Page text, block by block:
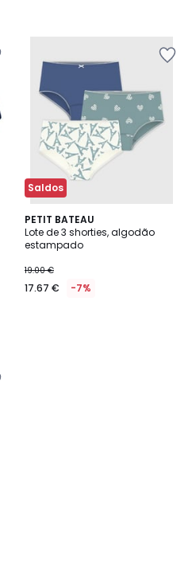
Saldos
PETIT BATEAU
Lote de 3 shorties, algodão
estampado
19.00 €
17.67 € -7%